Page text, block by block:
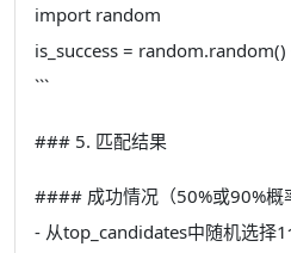
import random
is_success = random.random()
```
### 5. 匹配结果
#### 成功情况（50%或90%概
- 从top_candidates中随机选择